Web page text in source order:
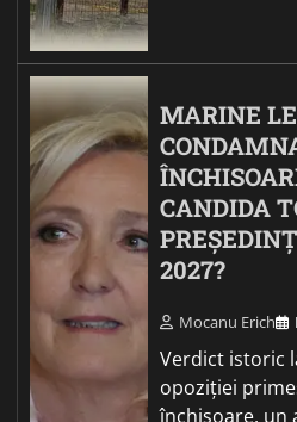
MARINE
CANDIDA
2027?
Mocanu Erich
Verdict istoric
opoziției
închisoare, un